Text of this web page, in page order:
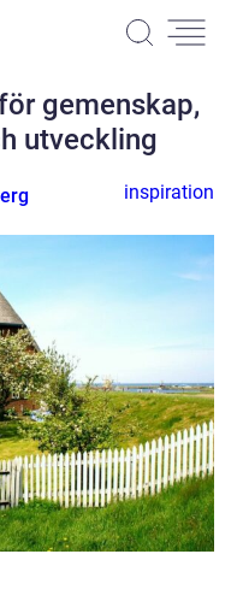
gemenskap,
utveckling
inspiration